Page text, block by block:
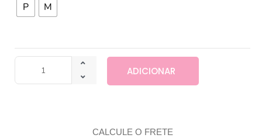
P M
ADICIONAR
CALCULE O FRETE